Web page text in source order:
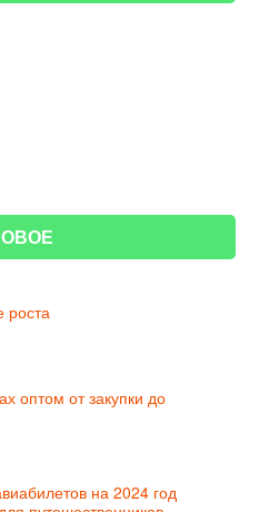
роста
оптом от закупки до
на 2024 год